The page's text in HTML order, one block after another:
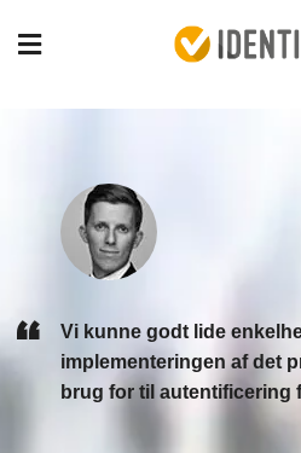
Vi kunne godt lide
implementeringen af ​​det
brug for til autentificering